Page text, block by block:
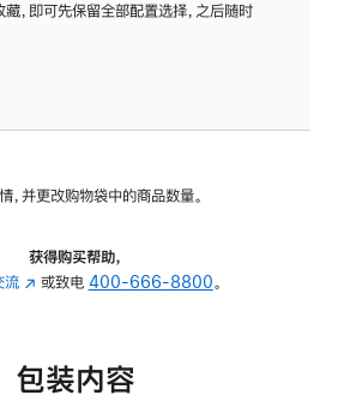
，即可先保留全部配置选择，之后随时
，并更改购物袋中的商品数量。
获得购买帮助，
流 (在
中
或致电 400-666-8800。
包装内容